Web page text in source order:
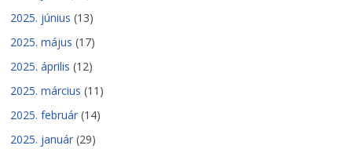
2025. június (13)
2025. május (17)
2025. április (12)
2025. március (11)
2025. február (14)
2025. január (29)